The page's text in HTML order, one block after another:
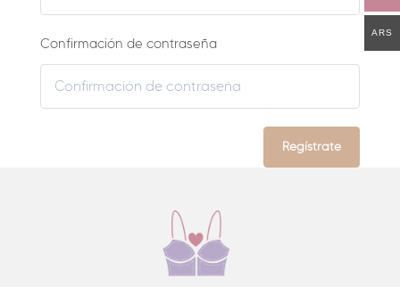
Confirmación de contraseña
Regístrate
ARS